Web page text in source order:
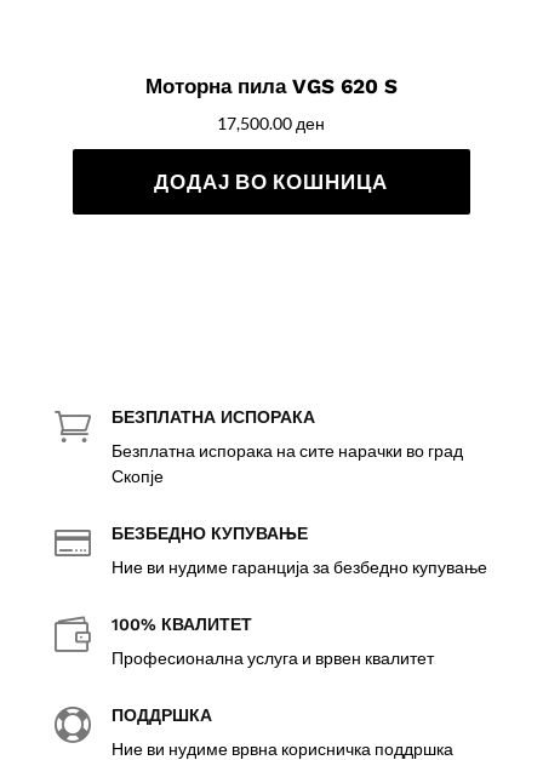
Моторна пила VGS 620 S
17,500.00 ден
ДОДАЈ ВО КОШНИЦА
 БЕЗПЛАТНА ИСПОРАКА
Безплатна испорака на сите нарачки во град
Скопје
 БЕЗБЕДНО КУПУВАЊЕ
Ние ви нудиме гаранција за безбедно купување
 100% КВАЛИТЕТ
Професионална услуга и врвен квалитет
 ПОДДРШКА
Ние ви нудиме врвна корисничка поддршка